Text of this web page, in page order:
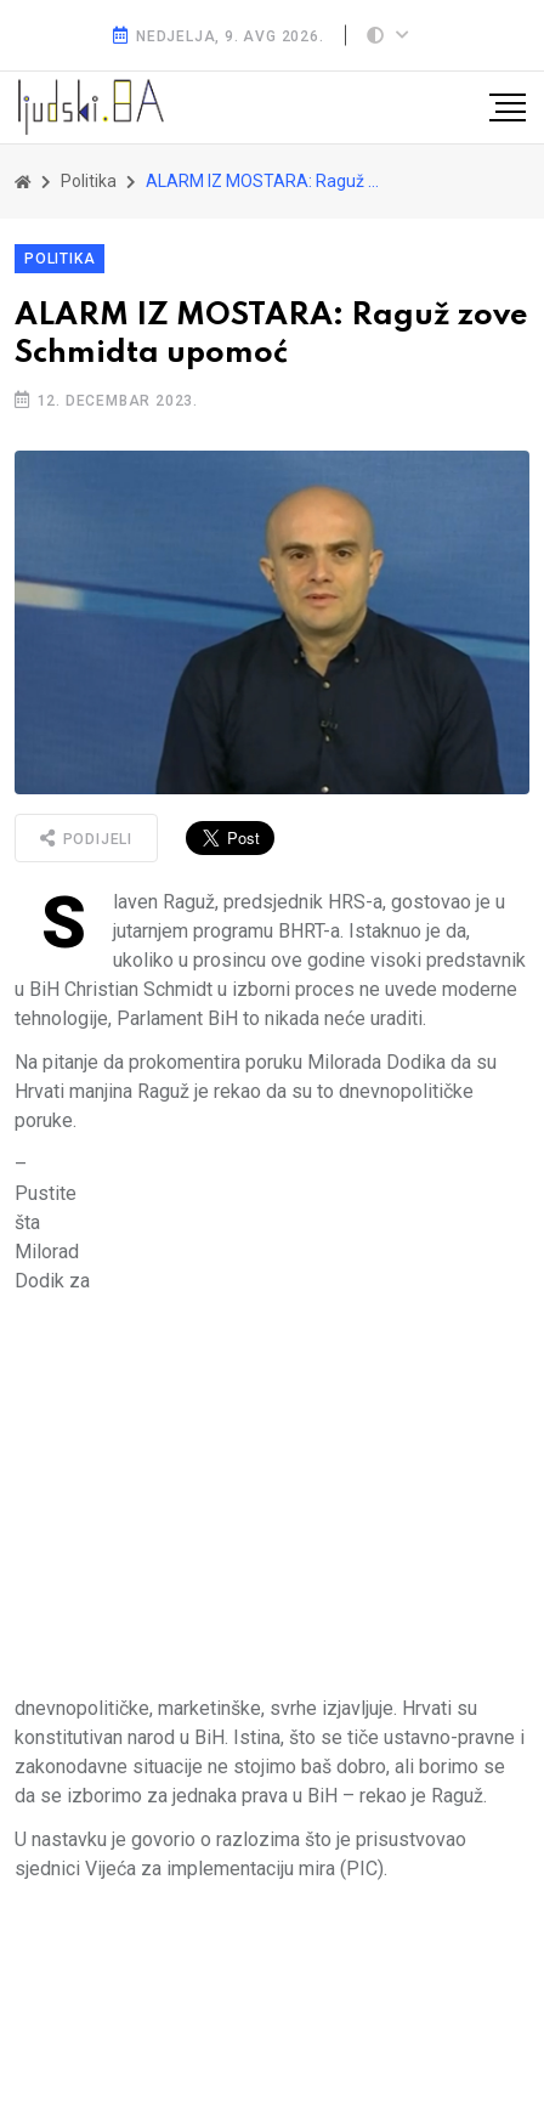
NEDJELJA, 9. AVG 2026.
Politika ALARM IZ MOSTARA: Raguž zove Schmidta upomoć
POLITIKA
ALARM IZ MOSTARA: Raguž zove
Schmidta upomoć
12. DECEMBAR 2023.
PODIJELI
S
laven Raguž, predsjednik HRS-a, gostovao je u
jutarnjem programu BHRT-a. Istaknuo je da,
ukoliko u prosincu ove godine visoki predstavnik
u BiH Christian Schmidt u izborni proces ne uvede moderne
tehnologije, Parlament BiH to nikada neće uraditi.
Na pitanje da prokomentira poruku Milorada Dodika da su
Hrvati manjina Raguž je rekao da su to dnevnopolitičke
poruke.
–
Pustite
šta
Milorad
Dodik za
dnevnopolitičke, marketinške, svrhe izjavljuje. Hrvati su
konstitutivan narod u BiH. Istina, što se tiče ustavno-pravne i
zakonodavne situacije ne stojimo baš dobro, ali borimo se
da se izborimo za jednaka prava u BiH – rekao je Raguž.
U nastavku je govorio o razlozima što je prisustvovao
sjednici Vijeća za implementaciju mira (PIC).